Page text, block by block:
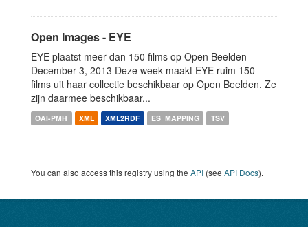
Open Images - EYE
EYE plaatst meer dan 150 films op Open Beelden
December 3, 2013 Deze week maakt EYE ruim 150
films uit haar collectie beschikbaar op Open Beelden. Ze
zijn daarmee beschikbaar...
OAI-PMH XML XML2RDF ES_MAPPING TSV
You can also access this registry using the API (see API Docs).